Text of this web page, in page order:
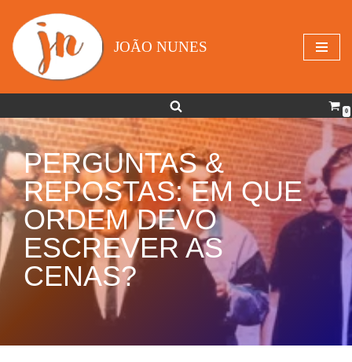
Avançar
para
JOÃO NUNES
0
PERGUNTAS &
REPOSTAS: EM QUE
ORDEM DEVO
ESCREVER AS
CENAS?